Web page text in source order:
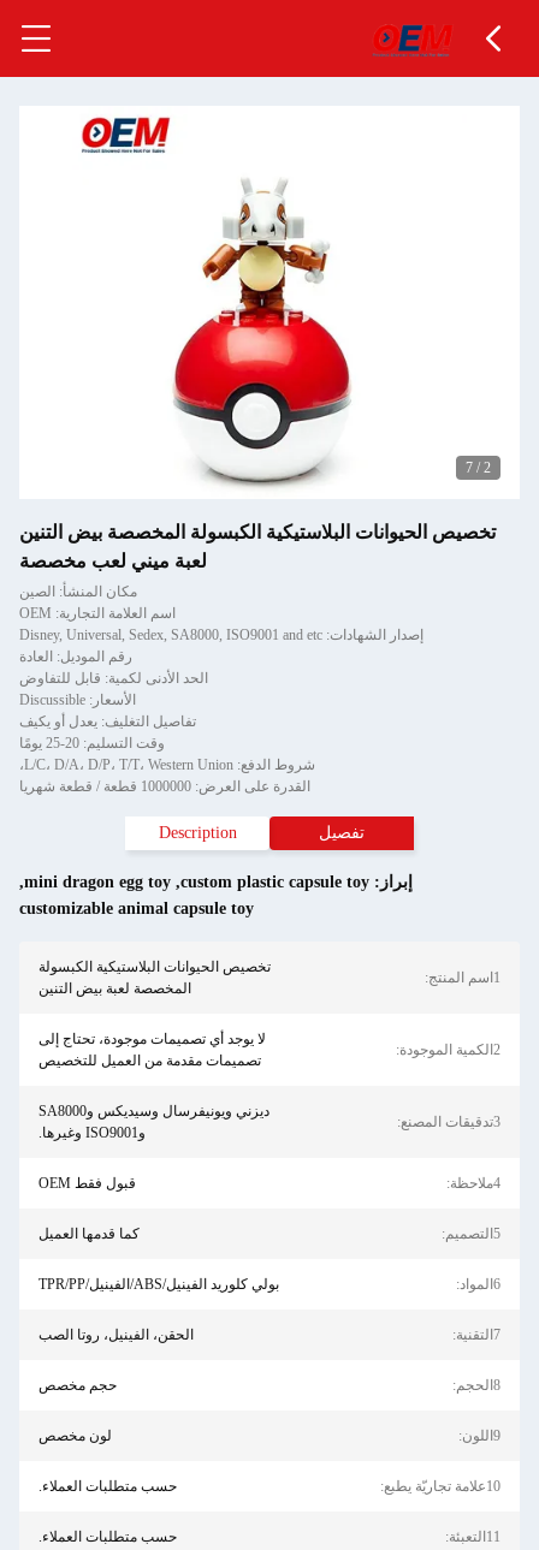
2
/
7
تخصيص الحيوانات البلاستيكية الكبسولة المخصصة بيض التنين
لعبة ميني لعب مخصصة
مكان المنشأ: الصين
اسم العلامة التجارية: OEM
إصدار الشهادات: Disney, Universal, Sedex, SA8000, ISO9001 and etc
رقم الموديل: العادة
الحد الأدنى لكمية: قابل للتفاوض
الأسعار: Discussible
تفاصيل التغليف: يعدل أو يكيف
وقت التسليم: 20-25 يومًا
شروط الدفع: L/C، D/A، D/P، T/T، Western Union،
القدرة على العرض: 1000000 قطعة / قطعة شهريا
تفصيل Description
إبراز: custom plastic capsule toy
,
mini dragon egg toy
,
customizable animal capsule toy
1اسم المنتج:
تخصيص الحيوانات البلاستيكية الكبسولة
المخصصة لعبة بيض التنين
2الكمية الموجودة:
لا يوجد أي تصميمات موجودة، تحتاج إلى
تصميمات مقدمة من العميل للتخصيص
3تدقيقات المصنع:
ديزني ويونيفرسال وسيديكس وSA8000
وISO9001 وغيرها.
4ملاحظة: قبول فقط OEM
5التصميم: كما قدمها العميل
6المواد: بولي كلوريد الفينيل/ABS/الفينيل/TPR/PP
7التقنية: الحقن، الفينيل، روتا الصب
8الحجم: حجم مخصص
9اللون: لون مخصص
10علامة تجاريّة يطبع: حسب متطلبات العملاء.
11التعبئة: حسب متطلبات العملاء.